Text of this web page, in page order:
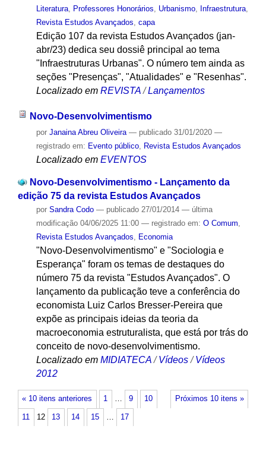
Literatura, Professores Honorários Urbanismo, Infraestrutura,
Revista Estudos Avançados capa
Edição 107 da revista Estudos Avançados (jan-
abr/23) dedica seu dossiê principal ao tema
"Infraestruturas Urbanas". O número tem ainda as
seções "Presenças", "Atualidades" e "Resenhas".
Localizado em REVISTA /Lançamentos
Novo-Desenvolvimentismo
por Janaina Abreu Oliveira — publicado31/01/2020 —
registrado em: Evento público, Revista Estudos Avançados
Localizado em EVENTOS
Novo-Desenvolvimentismo - Lançamento da
edição 75 da revista Estudos Avançados
por Sandra Codo — publicado27/01/2014 — última
modificação04/06/2025 11:00 — registrado em: O Comum,
Revista Estudos Avançados, Economia
"Novo-Desenvolvimentismo" e "Sociologia e
Esperança" foram os temas de destaques do
número 75 da revista "Estudos Avançados". O
lançamento da publicação teve a conferência do
economista Luiz Carlos Bresser-Pereira que
expõe as principais ideias da teoria da
macroeconomia estruturalista, que está por trás do
conceito de novo-desenvolvimentismo.
Localizado em MIDIATECA /Vídeos /Vídeos
2012
« 10 itens anteriores Próximos 10 itens »
1 … 9 10
11 12 13 14 15 … 17